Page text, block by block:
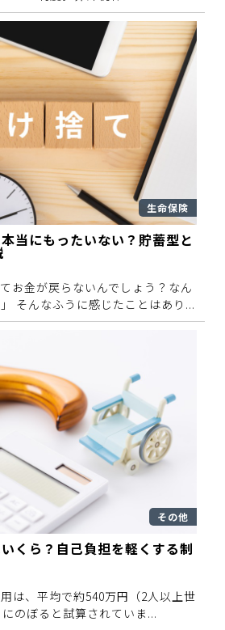
生命保険
当にもったいない？貯蓄型と
お金が戻らないんでしょう？なん
そんなふうに感じたことはあり...
その他
くら？自己負担を軽くする制
は、平均で約540万円（2人以上世
のぼると試算されていま...